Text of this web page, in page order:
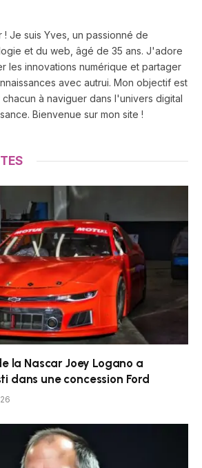
! Je suis Yves, un passionné de
et du web, âgé de 35 ans. J'adore
les innovations numérique et partager
avec autrui. Mon objectif est
à naviguer dans l'univers digital
Bienvenue sur mon site !
la Nascar Joey Logano a
dans une concession Ford